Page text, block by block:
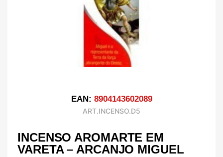
EAN: 8904143602089
ART.INCENSO.D5
INCENSO AROMARTE EM
VARETA – ARCANJO MIGUEL